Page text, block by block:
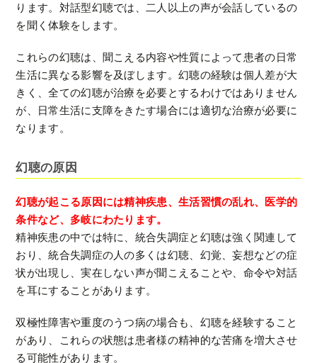
ります。対話型幻聴では、二人以上の声が会話しているの
を聞く体験をします。
これらの幻聴は、聞こえる内容や性質によって患者の日常
生活に異なる影響を及ぼします。幻聴の経験は個人差が大
きく、全ての幻聴が治療を必要とするわけではありません
が、日常生活に支障をきたす場合には適切な治療が必要に
なります。
幻聴の原因
幻聴が起こる原因には精神疾患、生活習慣の乱れ、医学的
条件など、多岐にわたります。
精神疾患の中では特に、統合失調症と幻聴は強く関連して
おり、統合失調症の人の多くは幻聴、幻覚、妄想などの症
状が出現し、実在しない声が聞こえることや、命令や対話
を耳にすることがあります。
双極性障害や重度のうつ病の場合も、幻聴を経験すること
があり、これらの状態は患者様の精神的な苦痛を増大させ
る可能性があります。